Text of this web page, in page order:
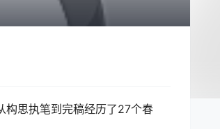
构思执笔到完稿经历了27个春